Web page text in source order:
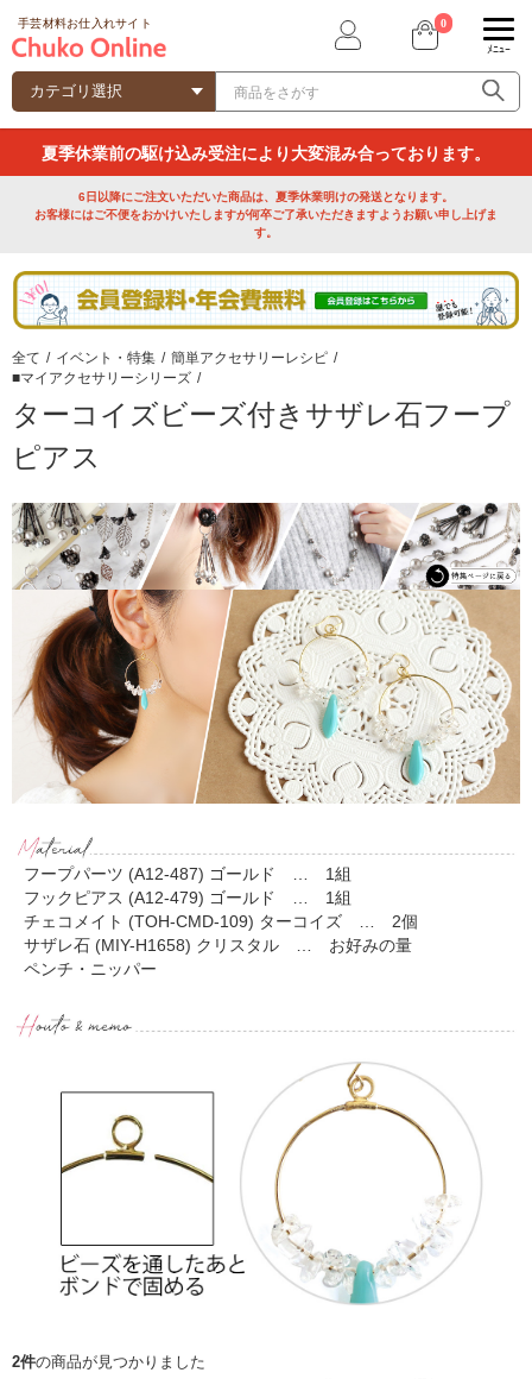
手芸材料お仕入れサイト 0
ﾒﾆｭｰ
夏季休業前の駆け込み受注により大変混み合っております。
6日以降にご注文いただいた商品は、夏季休業明けの発送となります。
お客様にはご不便をおかけいたしますが何卒ご了承いただきますようお願い申し上げま
す。
全て / イベント・特集 / 簡単アクセサリーレシピ /
■マイアクセサリーシリーズ /
ターコイズビーズ付きサザレ石フープ
ピアス
フープパーツ (A12-487) ゴールド … 1組
フックピアス (A12-479) ゴールド … 1組
チェコメイト (TOH-CMD-109) ターコイズ … 2個
サザレ石 (MIY-H1658) クリスタル … お好みの量
ペンチ・ニッパー
2件の商品が見つかりました